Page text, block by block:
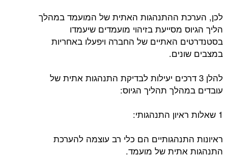
לכן, הערכת ההתנהגות האתית של המועמד במהלך
הליך הגיוס מסייעת בזיהוי מועמדים שיעמדו
בסטנדרטים האתיים של החברה ויפעלו באחריות
במצבים שונים.
להלן 3 דרכים יעילות לבדיקת התנהגות אתית של
עובדים במהלך תהליך הגיוס:
1 שאלות ראיון התנהגותי:
ראיונות התנהגותיים הם כלי רב עוצמה להערכת
התנהגות אתית של מועמד.